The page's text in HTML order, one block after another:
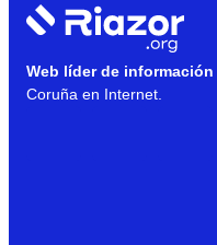
Web líder de información
Coruña en Internet.